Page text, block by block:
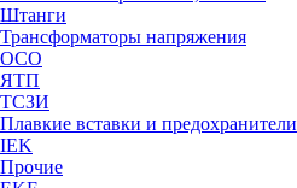
Штанги
Трансформаторы напряжения
ОСО
ЯТП
ТСЗИ
Плавкие вставки и предохранители
IEK
Прочие